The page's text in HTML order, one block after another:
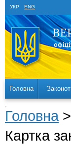
УКР ENG
Головна
Головна
Картка